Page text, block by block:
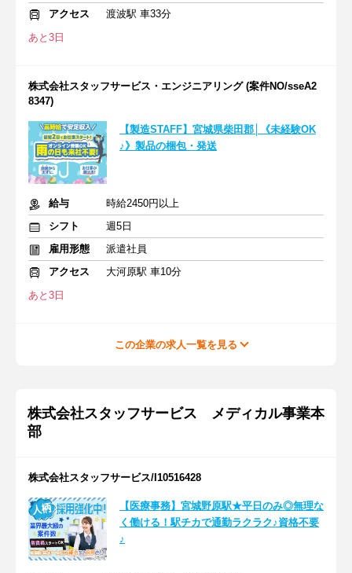
アクセス
渡波駅 車33分
あと3日
株式会社スタッフサービス・エンジニアリング (案件NO/sseA2
8347)
【製造STAFF】宮城県柴田郡│《未経験OK
♪》製品の梱包・発送
給与
時給2450円以上
シフト
週5日
雇用形態
派遣社員
アクセス
大河原駅 車10分
あと3日
この企業の求人一覧を見る
株式会社スタッフサービス メディカル事業本
部
株式会社スタッフサービス/I10516428
【医療事務】宮城野原駅★平日のみ◎無理な
く働ける！駅チカで通勤ラクラク♪資格不要
♪